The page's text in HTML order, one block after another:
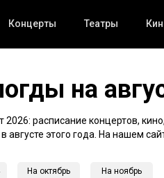
Концерты Театры
на
расписание концертов,
августе этого года. На нашем
На октябрь На ноябрь